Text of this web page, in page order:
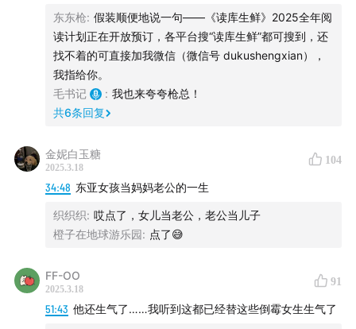
00:40:41 人是可以用更干脆的方式来解决问题的
00:44:3638岁母胎单身相亲迷思
01:04:03规则感很强，很在意他人的沟通方式怎么办
你若盛开，清风自来（？
【音乐】
Guttery]——Rick Hale
Million Years Ago——Adele
东东枪: 假装顺便地说一句——《读库生鲜》2025全年阅
读计划正在开放预订，各平台搜“读库生鲜”都可搜到，还
找不着的可直接加我微信（微信号 dukushengxian），
我指给你。
毛书记
: 我也来夸夸枪总！
共6条回复
金妮白玉糖
2025.3.18
104
34:48 东亚女孩当妈妈老公的一生
织织织: 哎点了，女儿当老公，老公当儿子
橙子在地球游乐园: 点了😅
FF-OO
2025.3.18
91
51:43 他还生气了……我听到这都已经替这些倒霉女生生气了